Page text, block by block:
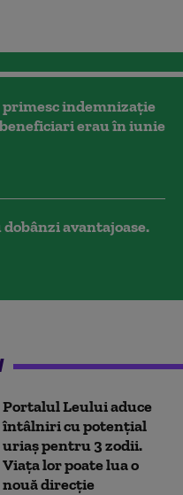
indemnizaţie
erau în iunie
avantajoase.
Portalul Leului aduce
întâlniri cu potențial
uriaș pentru 3 zodii.
Viața lor poate lua o
nouă direcție